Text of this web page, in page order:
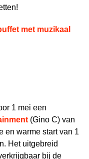
met muzikaal
1 mei een
(Gino C) van
en warme start van 1
Het uitgebreid
bij de